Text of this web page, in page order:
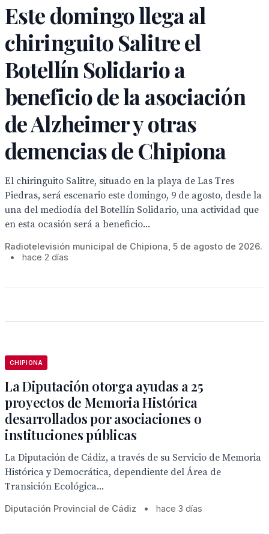
Este domingo llega al
chiringuito Salitre el
Botellín Solidario a
beneficio de la asociación
de Alzheimer y otras
demencias de Chipiona
El chiringuito Salitre, situado en la playa de Las Tres
Piedras, será escenario este domingo, 9 de agosto, desde la
una del mediodía del Botellín Solidario, una actividad que
en esta ocasión será a beneficio...
Radiotelevisión municipal de Chipiona, 5 de agosto de 2026.
•
hace 2 días
CHIPIONA
La Diputación otorga ayudas a 25
proyectos de Memoria Histórica
desarrollados por asociaciones o
instituciones públicas
La Diputación de Cádiz, a través de su Servicio de Memoria
Histórica y Democrática, dependiente del Área de
Transición Ecológica...
Diputación Provincial de Cádiz • hace 3 días